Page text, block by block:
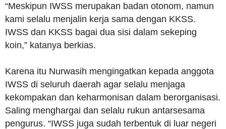
“Meskipun IWSS merupakan badan otonom, namun
kami selalu menjalin kerja sama dengan KKSS.
IWSS dan KKSS bagai dua sisi dalam sekeping
koin,” katanya berkias.
Karena itu Nurwasih mengingatkan kepada anggota
IWSS di seluruh daerah agar selalu menjaga
kekompakan dan keharmonisan dalam berorganisasi.
Saling menghargai dan selalu rukun antarsesama
pengurus. “IWSS juga sudah terbentuk di luar negeri